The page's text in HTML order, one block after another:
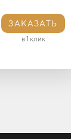
ЗАКАЗАТЬ
в 1 клик